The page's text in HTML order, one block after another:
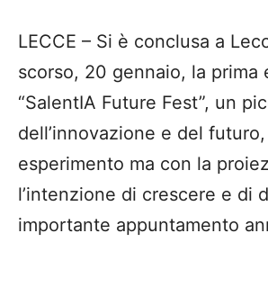
LECCE – Si è conclusa a
scorso, 20 gennaio, la prima
“SalentIA Future Fest”, un
dell’innovazione e del
esperimento ma con la
l’intenzione di crescere e di
importante appuntamento